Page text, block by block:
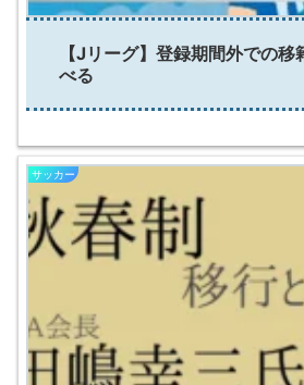
【Jリーグ】登録期間外での移
べる
サッカー